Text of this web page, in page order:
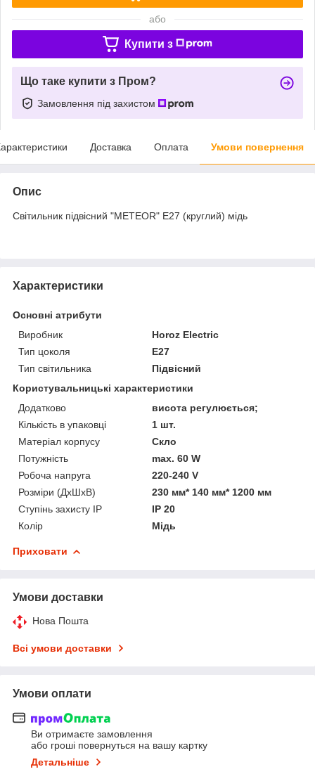
або
Купити з
Що таке купити з Пром?
Замовлення під захистом
Доставка Оплата Умови повернення
Опис
Світильник підвісний "METEOR" Е27 (круглий) мідь
Характеристики
Основні атрибути
Виробник
Horoz Electric
Тип цоколя
E27
Тип світильника
Підвісний
Користувальницькі характеристики
Додатково
висота регулюється;
Кількість в упаковці
1 шт.
Матеріал корпусу
Скло
Потужність
max. 60 W
Робоча напруга
220-240 V
Розміри (ДхШхВ)
230 мм* 140 мм* 1200 мм
Ступінь захисту IP
IP 20
Колір
Мідь
Приховати
Умови доставки
Нова Пошта
Всі умови доставки
Умови оплати
Ви отримаєте замовлення
або гроші повернуться на вашу картку
Детальніше